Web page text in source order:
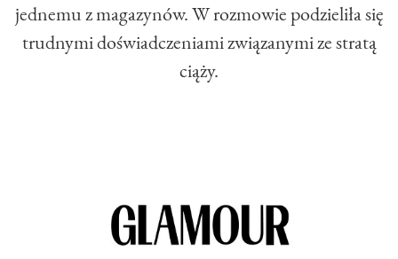
jednemu z magazynów. W rozmowie podzieliła się
trudnymi doświadczeniami związanymi ze stratą
ciąży.